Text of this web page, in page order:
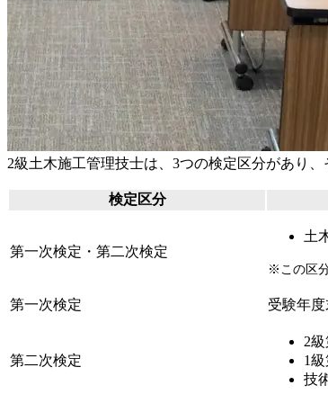
2級土木施工管理技士は、3つの検定区分があり、
検定区分
第一次検定・第二次検定
土
※この区
第一次検定 受験年
第二次検定
2
1
技